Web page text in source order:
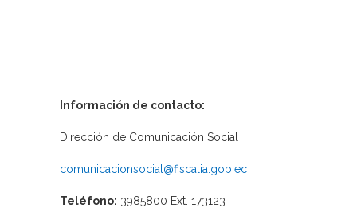
Información de contacto:
Dirección de Comunicación Social
comunicacionsocial@fiscalia.gob.ec
Teléfono: 3985800 Ext. 173123